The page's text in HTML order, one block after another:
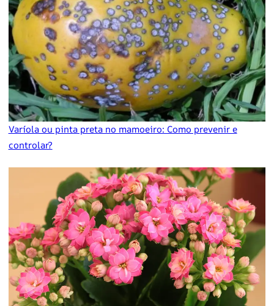
Varíola ou pinta preta no mamoeiro: Como prevenir e
controlar?